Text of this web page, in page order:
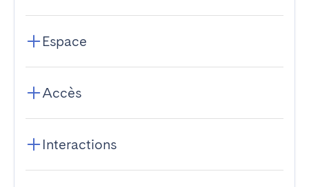
Espace
Accès
Interactions